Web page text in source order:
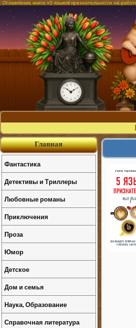
Оглавление книги «5 языков признательности на
Главная
Фантастика
Детективы и Триллеры
Любовные романы
Приключения
Проза
Юмор
Детское
Дом и семья
Наука, Образование
Справочная литература